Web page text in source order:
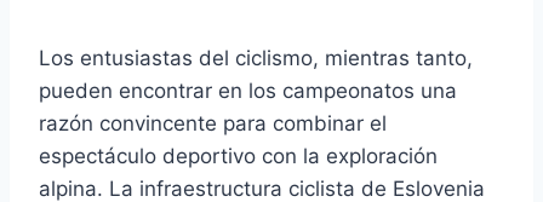
Los entusiastas del ciclismo, mientras tanto,
pueden encontrar en los campeonatos una
razón convincente para combinar el
espectáculo deportivo con la exploración
alpina. La infraestructura ciclista de Eslovenia